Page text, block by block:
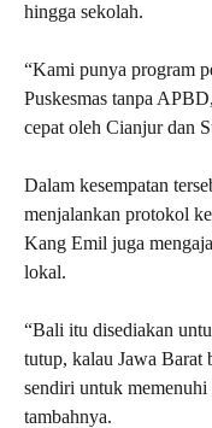
hingga sekolah.
“Kami punya program
Puskesmas tanpa
cepat oleh Cianjur dan
Dalam kesempatan
menjalankan protokol
Kang Emil juga
lokal.
“Bali itu disediakan
tutup, kalau Jawa Barat
sendiri untuk
tambahnya.